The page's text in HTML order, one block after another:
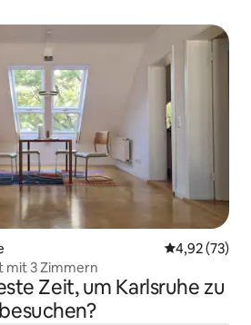
4,92 (73)
mit 3 Zimmern
Zeit, um Karlsruhe zu
besuchen?